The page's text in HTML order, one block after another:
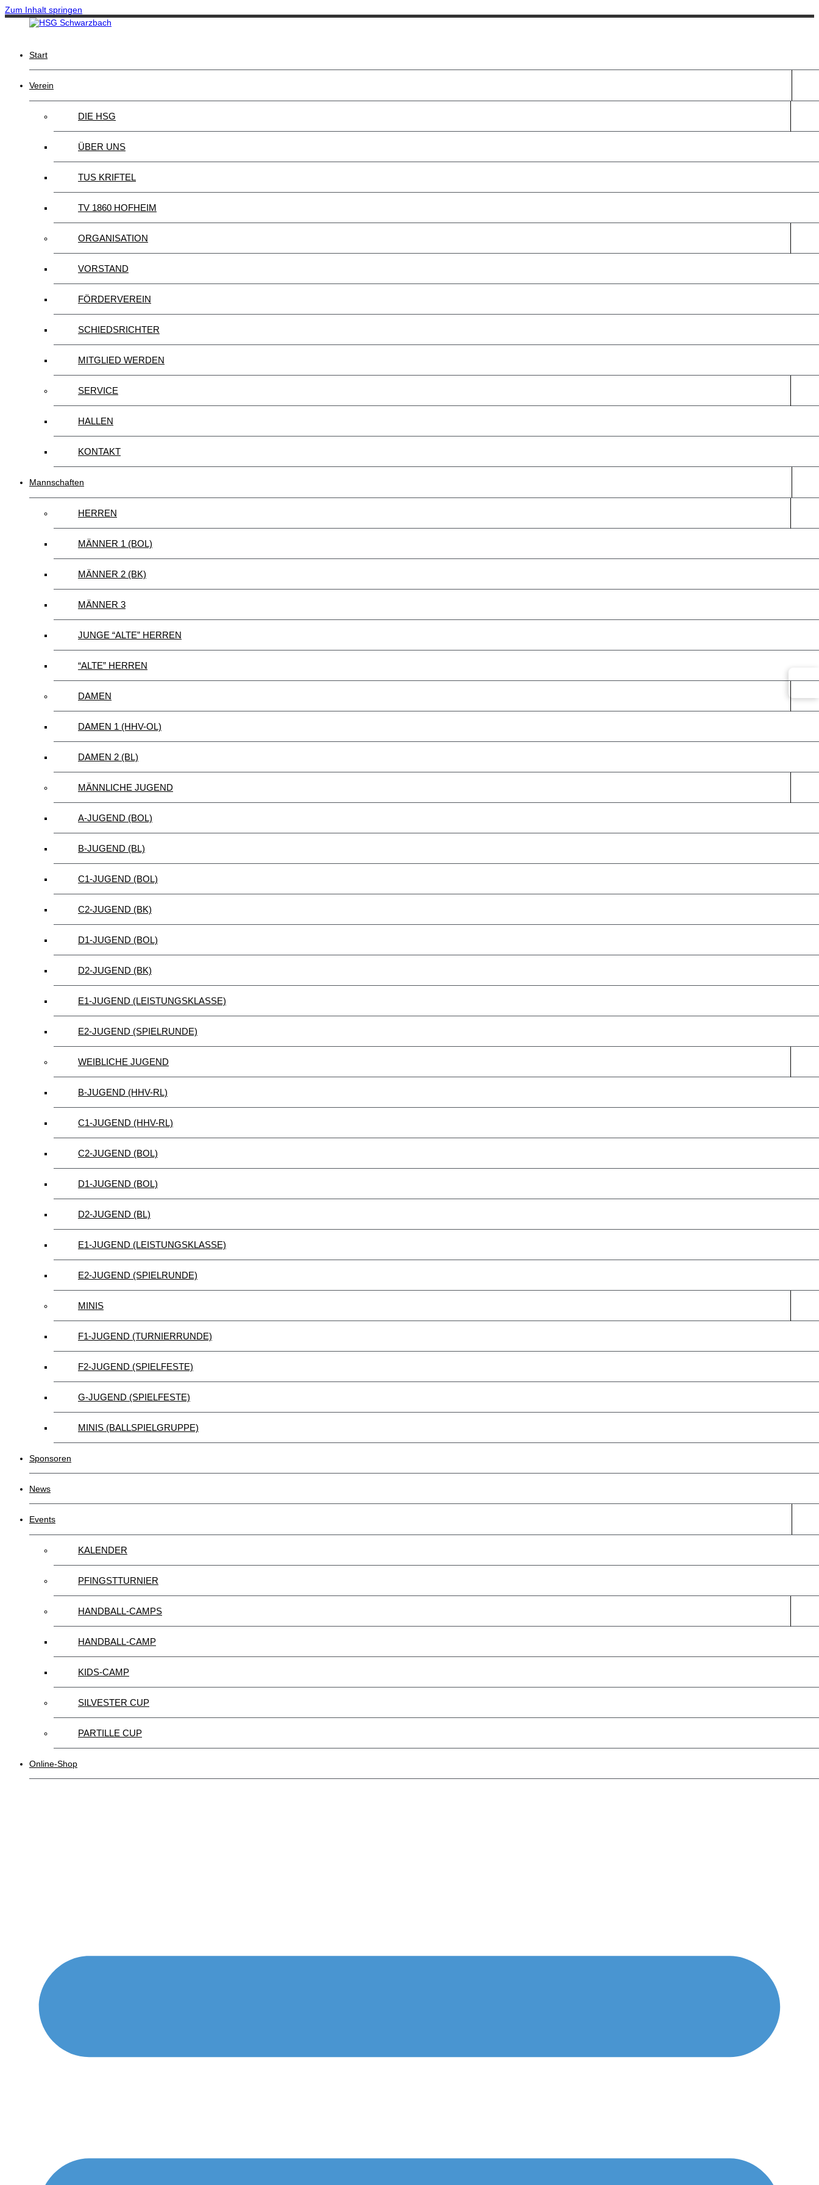
Zum Inhalt springen
Start
Verein
DIE HSG
ÜBER UNS
TUS KRIFTEL
TV 1860 HOFHEIM
ORGANISATION
VORSTAND
FÖRDERVEREIN
SCHIEDSRICHTER
MITGLIED WERDEN
SERVICE
HALLEN
KONTAKT
Mannschaften
HERREN
MÄNNER 1 (BOL)
MÄNNER 2 (BK)
MÄNNER 3
JUNGE “ALTE” HERREN
“ALTE” HERREN
DAMEN
DAMEN 1 (HHV-OL)
DAMEN 2 (BL)
MÄNNLICHE JUGEND
A-JUGEND (BOL)
B-JUGEND (BL)
C1-JUGEND (BOL)
C2-JUGEND (BK)
D1-JUGEND (BOL)
D2-JUGEND (BK)
E1-JUGEND (LEISTUNGSKLASSE)
E2-JUGEND (SPIELRUNDE)
WEIBLICHE JUGEND
B-JUGEND (HHV-RL)
C1-JUGEND (HHV-RL)
C2-JUGEND (BOL)
D1-JUGEND (BOL)
D2-JUGEND (BL)
E1-JUGEND (LEISTUNGSKLASSE)
E2-JUGEND (SPIELRUNDE)
MINIS
F1-JUGEND (TURNIERRUNDE)
F2-JUGEND (SPIELFESTE)
G-JUGEND (SPIELFESTE)
MINIS (BALLSPIELGRUPPE)
Sponsoren
News
Events
KALENDER
PFINGSTTURNIER
HANDBALL-CAMPS
HANDBALL-CAMP
KIDS-CAMP
SILVESTER CUP
PARTILLE CUP
Online-Shop